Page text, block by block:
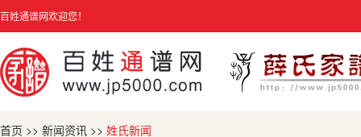
百姓通谱网欢迎您！
首页 >> 新闻资讯 >> 姓氏新闻